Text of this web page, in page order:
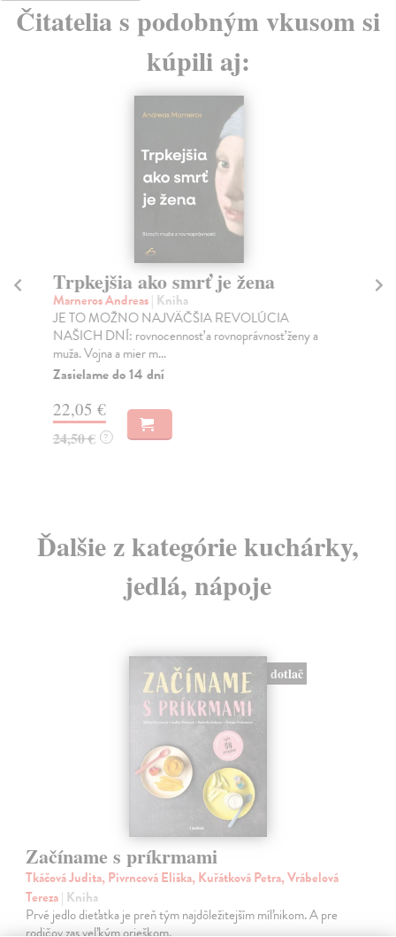
Čitatelia s podobným vkusom si
kúpili aj:
Trpkejšia ako smrť je žena
Marneros Andreas| Kniha
JE TO MOŽNO NAJVÄČŠIA REVOLÚCIA
NAŠICH DNÍ: rovnocennosť a rovnoprávnosť ženy a
muža. Vojna a mier m...
Zasielame do 14 dní
22,05 €
24,50 € ?
Ďalšie z kategórie kuchárky,
jedlá, nápoje
dotlač
Začíname s príkrmami
Tkáčová Judita, Pivrncová Eliška, Kuřátková Petra, Vrábelová
Tereza| Kniha
Prvé jedlo dieťatka je preň tým najdôležitejším míľnikom. A pre
rodičov zas veľkým orieškom.